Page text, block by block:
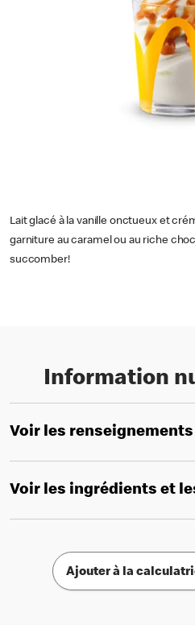
Lait glacé à la vanille onctueux et
garniture au caramel ou au riche
succomber!
Information
Voir les
Voir les ingrédients et
Ajouter à la